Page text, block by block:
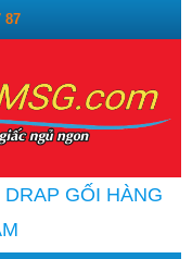
87
GỐI HÀNG